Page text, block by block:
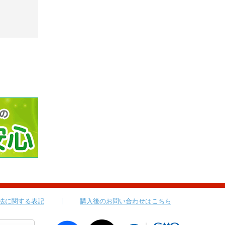
に関する表記 購入後のお問い合わせはこちら